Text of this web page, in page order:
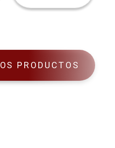
PRODUCTOS